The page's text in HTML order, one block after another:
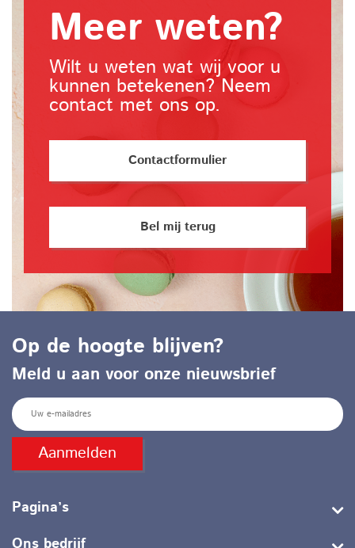
Meer weten?
Wilt u weten wat wij voor u
kunnen betekenen? Neem
contact met ons op.
Contactformulier
Bel mij terug
Op de hoogte blijven?
Meld u aan voor onze nieuwsbrief
m
i
l
Pagina’s
Ons bedrijf